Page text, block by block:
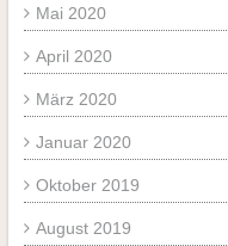
Mai 2020
April 2020
März 2020
Januar 2020
Oktober 2019
August 2019